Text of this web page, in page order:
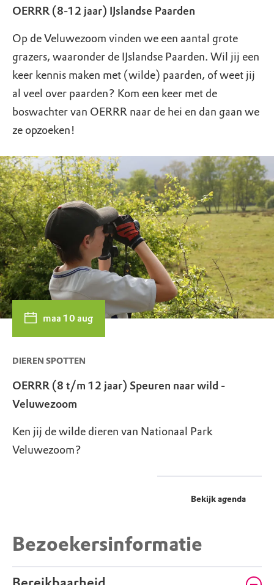
OERRR (8-12 jaar) IJslandse Paarden
Op de Veluwezoom vinden we een aantal grote
grazers, waaronder de IJslandse Paarden. Wil jij een
keer kennis maken met (wilde) paarden, of weet jij
al veel over paarden? Kom een keer met de
boswachter van OERRR naar de hei en dan gaan we
ze opzoeken!
maa 10 aug
DIEREN SPOTTEN
OERRR (8 t/m 12 jaar) Speuren naar wild -
Veluwezoom
Ken jij de wilde dieren van Nationaal Park
Veluwezoom?
Bekijk agenda
Bezoekersinformatie